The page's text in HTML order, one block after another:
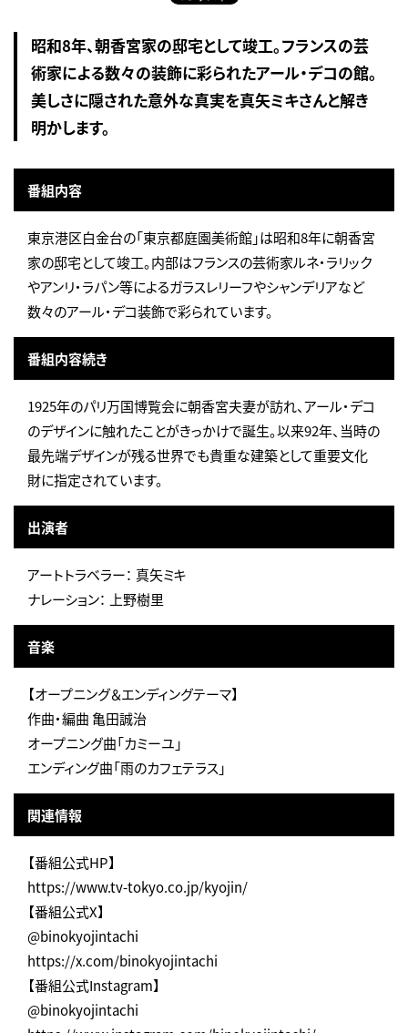
昭和8年、朝香宮家の邸宅として竣工。フランスの芸
術家による数々の装飾に彩られたアール・デコの館。
美しさに隠された意外な真実を真矢ミキさんと解き
明かします。
番組内容
東京港区白金台の「東京都庭園美術館」は昭和8年に朝香宮
家の邸宅として竣工。内部はフランスの芸術家ルネ・ラリック
やアンリ・ラパン等によるガラスレリーフやシャンデリアなど
数々のアール・デコ装飾で彩られています。
番組内容続き
1925年のパリ万国博覧会に朝香宮夫妻が訪れ、アール・デコ
のデザインに触れたことがきっかけで誕生。以来92年、当時の
最先端デザインが残る世界でも貴重な建築として重要文化
財に指定されています。
出演者
アートトラベラー： 真矢ミキ
ナレーション： 上野樹里
音楽
【オープニング＆エンディングテーマ】
作曲・編曲 亀田誠治
オープニング曲「カミーユ」
エンディング曲「雨のカフェテラス」
関連情報
【番組公式HP】
https://www.tv-tokyo.co.jp/kyojin/
【番組公式X】
@binokyojintachi
https://x.com/binokyojintachi
【番組公式Instagram】
@binokyojintachi